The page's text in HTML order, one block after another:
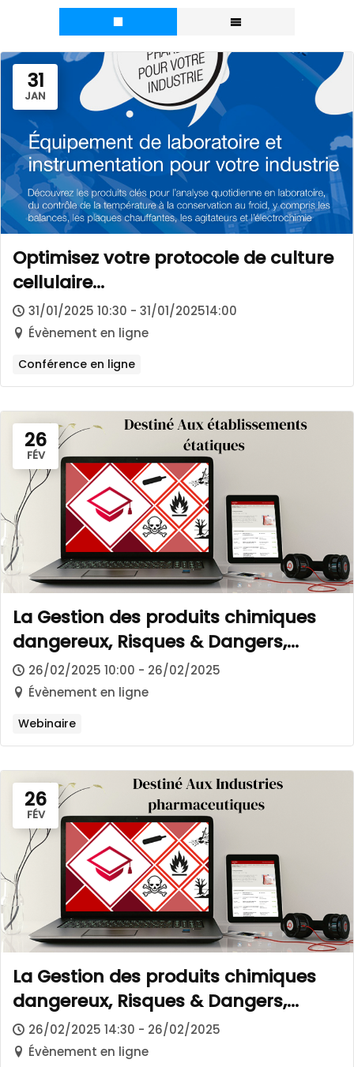
31
JAN
Optimisez votre protocole de culture
cellulaire…
31/01/2025 10:30 - 31/01/202514:00
Évènement en ligne
Conférence en ligne
26
FÉV
La Gestion des produits chimiques
dangereux, Risques & Dangers,
Pourquoi se munir d’armoires de
sécurité certifiées conformes ?
26/02/2025 10:00 - 26/02/2025
Évènement en ligne
Webinaire
26
FÉV
La Gestion des produits chimiques
dangereux, Risques & Dangers,
Pourquoi se munir d’armoires de
sécurité certifiées conformes ?
26/02/2025 14:30 - 26/02/2025
Évènement en ligne